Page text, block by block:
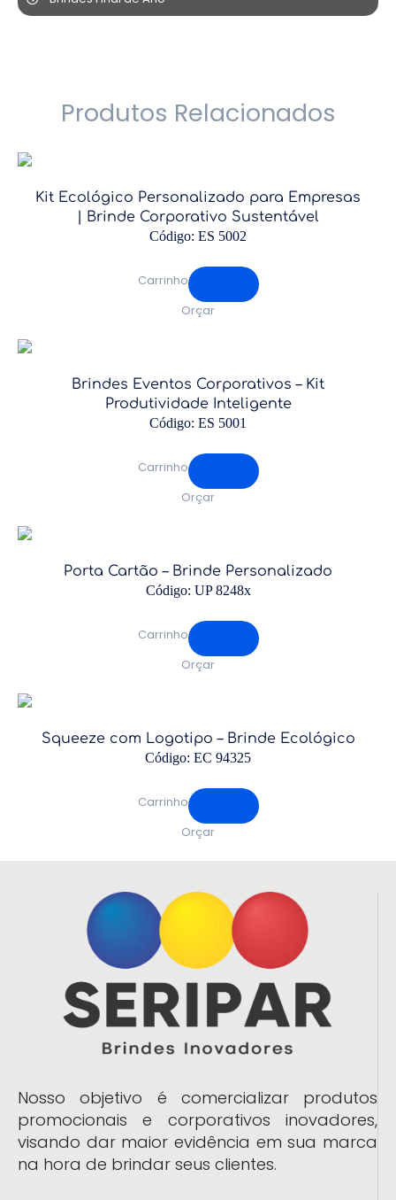
Produtos Relacionados
Kit Ecológico Personalizado para Empresas
| Brinde Corporativo Sustentável
Código: ES 5002
Carrinho
Orçar
Brindes Eventos Corporativos – Kit
Produtividade Inteligente
Código: ES 5001
Carrinho
Orçar
Porta Cartão – Brinde Personalizado
Código: UP 8248x
Carrinho
Orçar
Squeeze com Logotipo – Brinde Ecológico
Código: EC 94325
Carrinho
Orçar
Nosso objetivo é comercializar produtos
promocionais e corporativos inovadores,
visando dar maior evidência em sua marca
na hora de brindar seus clientes.